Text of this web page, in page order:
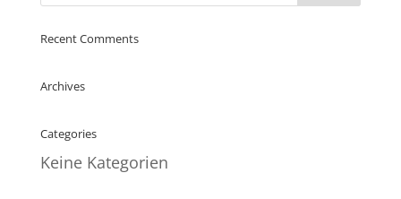
Recent Comments
Archives
Categories
Keine Kategorien